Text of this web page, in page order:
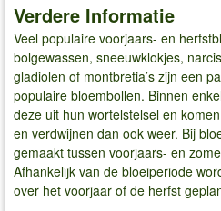
Verdere Informatie
Veel populaire voorjaars- en
bolgewassen, sneeuwklokjes,
gladiolen of montbretia’s zijn een
populaire bloembollen. Binnen
deze uit hun wortelstelsel en
en verdwijnen dan ook weer. Bij
gemaakt tussen voorjaars- en
Afhankelijk van de bloeiperiode
over het voorjaar of de herfst